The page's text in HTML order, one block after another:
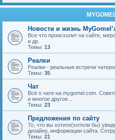
Новости и жизнь
Все что происхолит на сайте,
и др.
Темы: 13
Реалки
Реалки - реальные встречи
Темы: 35
Чат
Всё о чате на mygomel.com.
и многое другое...
Темы: 23
Предложения по сайту
То, что вы хотите(хотели бы)
дизайну, информации сайта.
Темы: 21